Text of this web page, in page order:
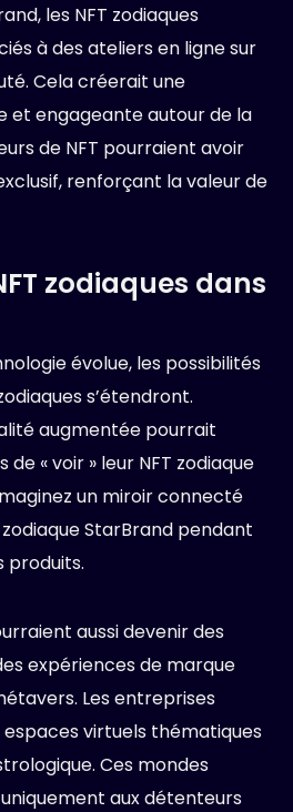
les NFT zodiaques
à des ateliers en ligne sur
Cela créerait une
et engageante autour de la
de NFT pourraient avoir
renforçant la valeur de
zodiaques dans
évolue, les possibilités
s’étendront.
augmentée pourrait
« voir » leur NFT zodiaque
un miroir connecté
StarBrand pendant
produits.
aussi devenir des
expériences de marque
Les entreprises
virtuels thématiques
Ces mondes
aux détenteurs